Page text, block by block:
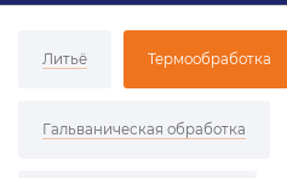
Литьё Термообработка
Гальваническая обработка